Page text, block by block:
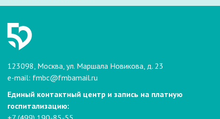
123098, Москва, ул. Маршала Новикова, д. 23
e-mail: fmbc@fmbamail.ru
Единый контактный центр и запись на платную
госпитализацию: